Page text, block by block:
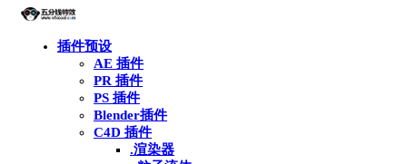
插件预设
AE 插件
PR 插件
PS 插件
Blender插件
C4D 插件
.渲染器